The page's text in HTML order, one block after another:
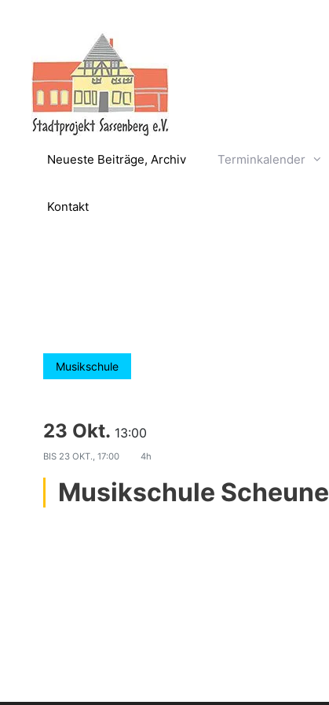
Neueste Beiträge, Archiv Terminkalender
Kontakt
Musikschule
23 Okt. 13:00
BIS 23 OKT., 17:00 4h
Musikschule Scheune